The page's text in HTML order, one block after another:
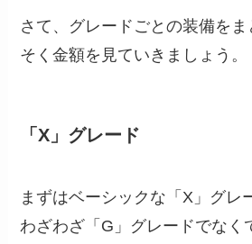
さて、グレードごとの装備を
そく金額を見ていきましょう。
「X」グレード
まずはベーシックな「X」グレ
わざわざ「G」グレードでなく